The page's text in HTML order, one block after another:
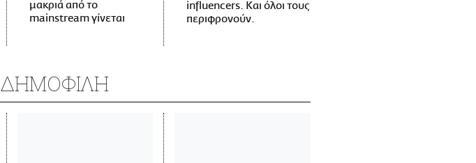
μακριά από το
mainstream γίνεται
influencers. Και όλοι τους
περιφρονούν.
ΔΗΜΟΦΙΛΗ